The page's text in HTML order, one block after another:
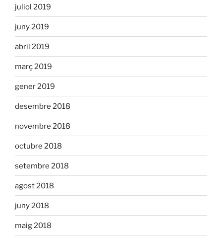
juliol 2019
juny 2019
abril 2019
març 2019
gener 2019
desembre 2018
novembre 2018
octubre 2018
setembre 2018
agost 2018
juny 2018
maig 2018